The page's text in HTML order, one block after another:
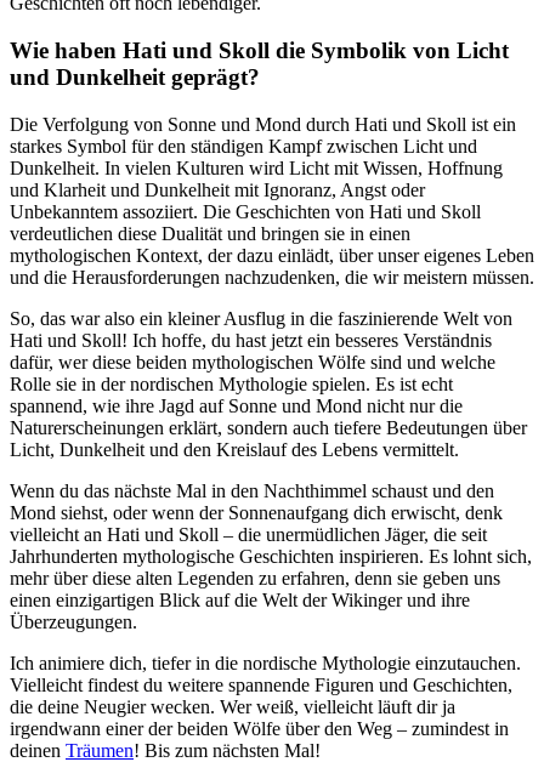
Wie haben Hati und Skoll⁣ die Symbolik von Licht
und Dunkelheit geprägt?
Die Verfolgung von Sonne und Mond durch Hati und Skoll ‌ist ein
starkes Symbol für ⁣den ständigen Kampf zwischen Licht und‌
Dunkelheit. In vielen Kulturen wird Licht mit Wissen, Hoffnung
und Klarheit und Dunkelheit mit ⁢Ignoranz, Angst oder‍
Unbekanntem assoziiert.‍ Die Geschichten von ⁢Hati und Skoll
verdeutlichen diese Dualität und bringen‍ sie in einen
mythologischen Kontext, der ‌dazu einlädt, über unser eigenes Leben
und die Herausforderungen nachzudenken, die wir meistern müssen.
So, das war also ein kleiner Ausflug in die faszinierende ⁤Welt von
Hati und Skoll! ​Ich hoffe, du hast jetzt ein besseres Verständnis
dafür, wer diese beiden mythologischen ⁢Wölfe sind und welche
Rolle sie in der nordischen Mythologie⁣ spielen. Es ist echt
spannend, wie ihre Jagd auf Sonne und Mond nicht nur die
Naturerscheinungen​ erklärt, sondern auch tiefere Bedeutungen über
Licht, Dunkelheit und den Kreislauf des Lebens vermittelt.
Wenn du das nächste Mal in den Nachthimmel schaust und den
Mond siehst, oder​ wenn der Sonnenaufgang dich​ erwischt, denk
vielleicht an Hati ‌und Skoll – die unermüdlichen Jäger, die seit
Jahrhunderten mythologische‍ Geschichten inspirieren. Es lohnt sich,⁣
mehr über diese ​alten Legenden zu erfahren, denn sie geben uns
einen einzigartigen Blick auf die Welt der Wikinger und ihre
Überzeugungen.
Ich animiere dich, ⁤tiefer in die nordische‍ Mythologie einzutauchen.
Vielleicht findest du weitere spannende Figuren und Geschichten,
die deine ‌Neugier ⁤wecken. Wer weiß, vielleicht läuft dir ja
irgendwann einer‍ der beiden Wölfe über den Weg – zumindest ‌in⁢
deinen Träumen! Bis zum ⁤nächsten Mal!